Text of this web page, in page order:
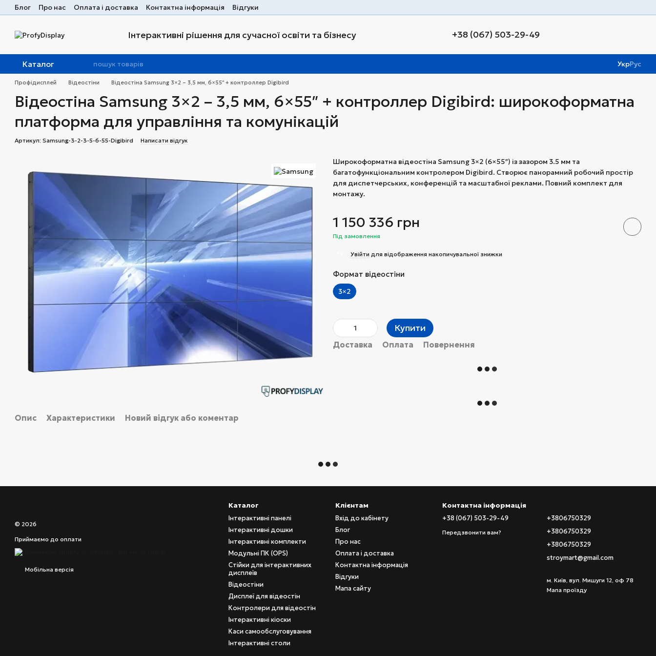
Перейти до основного контенту
Блог Про нас Оплата і доставка Контактна інформація Відгуки
Інтерактивні рішення для сучасної освіти та бізнесу +38 (067) 503-29-49
Каталог УкрРус
Профідисплей Відеостіни Відеостіна Samsung 3×2 – 3,5 мм, 6×55″ + контроллер Digibird
Відеостіна Samsung 3×2 – 3,5 мм, 6×55″ + контроллер Digibird: широкоформатна
платформа для управління та комунікацій
Артикул: Samsung-3-2-3-5-6-55-Digibird Написати відгук
Широкоформатна відеостіна Samsung 3×2 (6×55″) із зазором 3.5 мм та
багатофункціональним контролером Digibird. Створює панорамний робочий простір
для диспетчерських, конференцій та масштабної реклами. Повний комплект для
монтажу.
1 150 336 грн
Під замовлення
Увійти для відображення накопичувальної знижки
Формат відеостіни
3×2
Купити
Доставка Оплата Повернення
Опис Характеристики Новий відгук або коментар
© 2026
Приймаємо до оплати
Мобільна версія
Каталог
Інтерактивні панелі
Інтерактивні дошки
Інтерактивні комплекти
Модульні ПК (OPS)
Стійки для інтерактивних
дисплеїв
Відеостіни
Дисплеї для відеостін
Контролери для відеостін
Інтерактивні кіоски
Каси самообслуговування
Інтерактивні столи
Клієнтам
Вхід до кабінету
Блог
Про нас
Оплата і доставка
Контактна інформація
Відгуки
Мапа сайту
Контактна інформація
+38 (067) 503-29-49
Передзвонити вам?
+3806750329
+3806750329
+3806750329
stroymart@gmail.com
м. Київ, вул. Мишуги 12, оф 78
Мапа проїзду